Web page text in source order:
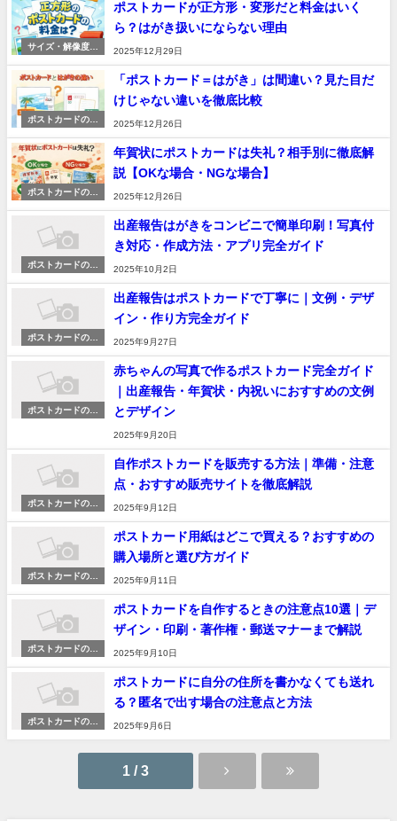
サイズ・解像度・
ポストカードが正方形・変形だと料金はいく
ら？はがき扱いにならない理由
2025年12月29日
ポストカードの作
「ポストカード＝はがき」は間違い？見た目だ
けじゃない違いを徹底比較
2025年12月26日
ポストカードの作
年賀状にポストカードは失礼？相手別に徹底解
説【OKな場合・NGな場合】
2025年12月26日
ポストカードの作
出産報告はがきをコンビニで簡単印刷！写真付
き対応・作成方法・アプリ完全ガイド
2025年10月2日
ポストカードの作
出産報告はポストカードで丁寧に｜文例・デザ
イン・作り方完全ガイド
2025年9月27日
ポストカードの作
赤ちゃんの写真で作るポストカード完全ガイド
｜出産報告・年賀状・内祝いにおすすめの文例
とデザイン
2025年9月20日
ポストカードの作
自作ポストカードを販売する方法｜準備・注意
点・おすすめ販売サイトを徹底解説
2025年9月12日
ポストカードの作
ポストカード用紙はどこで買える？おすすめの
購入場所と選び方ガイド
2025年9月11日
ポストカードの作
ポストカードを自作するときの注意点10選｜デ
ザイン・印刷・著作権・郵送マナーまで解説
2025年9月10日
ポストカードの作
ポストカードに自分の住所を書かなくても送れ
る？匿名で出す場合の注意点と方法
2025年9月6日
1 / 3